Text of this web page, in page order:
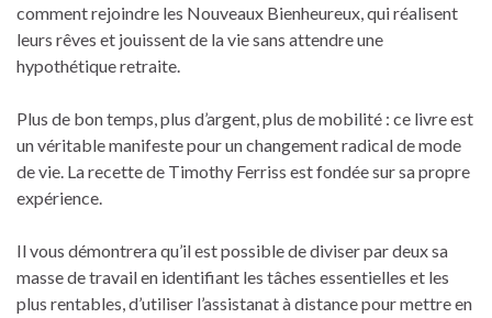
comment rejoindre les Nouveaux Bienheureux, qui réalisent
leurs rêves et jouissent de la vie sans attendre une
hypothétique retraite.
Plus de bon temps, plus d’argent, plus de mobilité : ce livre est
un véritable manifeste pour un changement radical de mode
de vie. La recette de Timothy Ferriss est fondée sur sa propre
expérience.
Il vous démontrera qu’il est possible de diviser par deux sa
masse de travail en identifiant les tâches essentielles et les
plus rentables, d’utiliser l’assistanat à distance pour mettre en